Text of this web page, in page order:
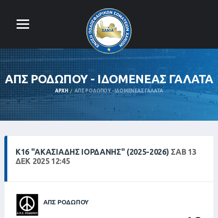
ΑΠΣ ΡΟΔΩΠΟΥ - ΙΔΟΜΕΝΕΑΣ ΓΑΛΑΤΑ
ΑΡΧΉ ΑΠΣ ΡΟΔΩΠΟΥ - ΙΔΟΜΕΝΕΑΣ ΓΑΛΑΤΑ
Κ16 "ΑΚΑΣΙΆΔΗΣ ΙΟΡΔΆΝΗΣ" (2025-2026) ΣΑΒ 13
ΔΕΚ 2025 12:45
ΑΠΣ ΡΟΔΩΠΟΥ